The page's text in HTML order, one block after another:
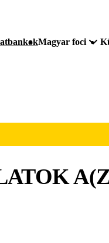
Magyar foci